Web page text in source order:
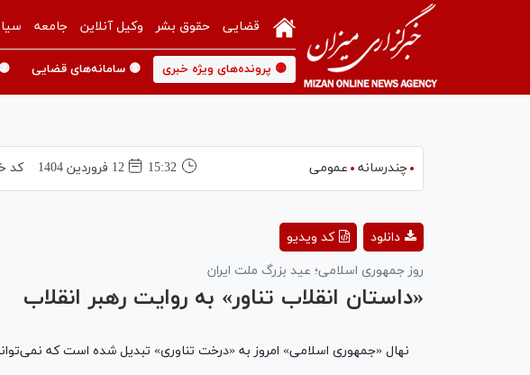
قضایی حقوق بشر وکیل آنلاین جامعه
🟡 پرونده‌های ویژه خبری 🟡 سامانه‌های قضایی
چندرسانه عمومی 15:32 12 فروردين 1404 کد
کد ویدیو
دانلود
روز جمهوری اسلامی؛ عید بزرگ ملت ایران
«داستان انقلاب تناور» به روایت رهبر انقلاب
نهال «جمهوری اسلامی» امروز به «درخت تناوری» تبدیل شده است که